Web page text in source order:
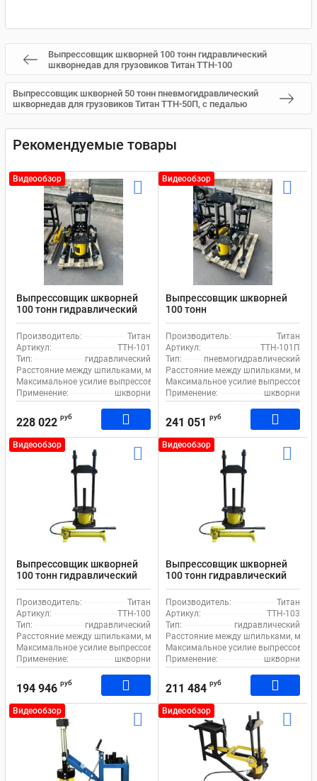
Выпрессовщик шкворней 100 тонн гидравлический
шкворнедав для грузовиков Титан ТТН-100
Выпрессовщик шкворней 50 тонн пневмогидравлический
шкворнедав для грузовиков Титан ТТН-50П, с педалью
Рекомендуемые товары
Видеообзор
Выпрессовщик шкворней
100 тонн гидравлический
шкворнедав для
грузовиков на тележке
Титан ТТН-101
Производитель:
Титан
Артикул:
ТТН-101
Тип:
гидравлический
Расстояние между шпильками, мм:
190
Максимальное усилие выпрессовщика, т: 100
Применение:
шкворни
228 022 руб
Видеообзор
Выпрессовщик шкворней
100 тонн
пневмогидравлический
шкворнедав для
грузовиков на тележке
Титан ТТН-101П
Производитель:
Титан
Артикул:
ТТН-101П
Тип:
пневмогидравлический
Расстояние между шпильками, мм:
Максимальное усилие
Применение:
шкворни
241 051 руб
Видеообзор
Выпрессовщик шкворней
100 тонн гидравлический
шкворнедав для
грузовиков Титан ТТН-100
Производитель:
Титан
Артикул:
ТТН-100
Тип:
гидравлический
Расстояние между шпильками, мм:
190
Максимальное усилие выпрессовщика, т: 100
Применение:
шкворни
194 946 руб
Видеообзор
Выпрессовщик шкворней
100 тонн гидравлический
шкворнедав для
грузовиков Титан ТТН-103
Производитель:
Титан
Артикул:
ТТН-103
Тип:
гидравлический
Расстояние между шпильками, мм:
Максимальное усилие
Применение:
шкворни
211 484 руб
Видеообзор Видеообзор